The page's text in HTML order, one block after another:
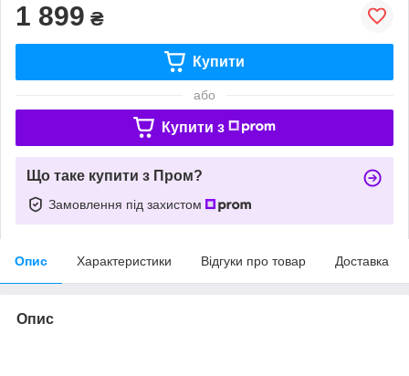
1 899 ₴
Купити
або
Купити з
Що таке купити з Пром?
Замовлення під захистом
Опис Характеристики Відгуки про товар Доставка
Опис